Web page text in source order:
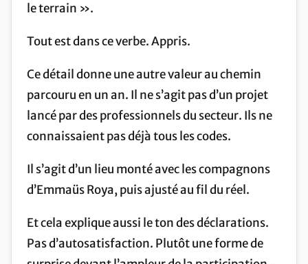
le terrain ».
Tout est dans ce verbe. Appris.
Ce détail donne une autre valeur au chemin
parcouru en un an. Il ne s’agit pas d’un projet
lancé par des professionnels du secteur. Ils ne
connaissaient pas déjà tous les codes.
Il s’agit d’un lieu monté avec les compagnons
d’Emmaüs Roya, puis ajusté au fil du réel.
Et cela explique aussi le ton des déclarations.
Pas d’autosatisfaction. Plutôt une forme de